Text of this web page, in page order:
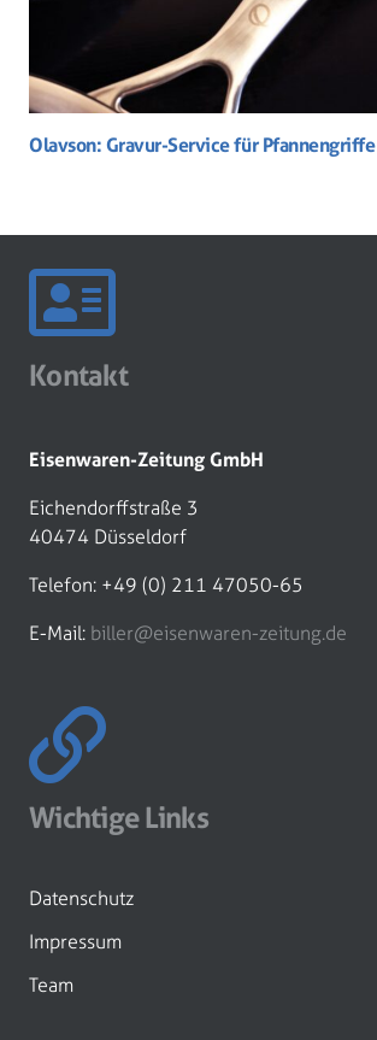
Olavson: Gravur-Service für Pfannengriffe
Kontakt
Eisenwaren-Zeitung GmbH
Eichendorffstraße 3
40474 Düsseldorf
Telefon: +49 (0) 211 47050-65
E-Mail: biller@eisenwaren-zeitung.de
Wichtige Links
Datenschutz
Impressum
Team